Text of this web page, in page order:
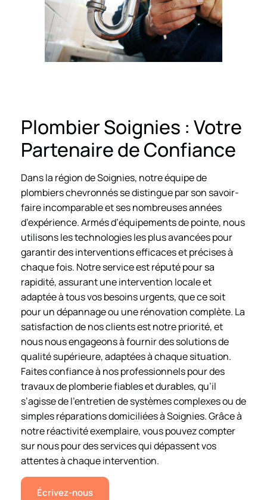
Plombier Soignies : Votre
Partenaire de Confiance
Dans la région de Soignies, notre équipe de
plombiers chevronnés se distingue par son savoir-
faire incomparable et ses nombreuses années
d’expérience. Armés d’équipements de pointe, nous
utilisons les technologies les plus avancées pour
garantir des interventions efficaces et précises à
chaque fois. Notre service est réputé pour sa
rapidité, assurant une intervention locale et
adaptée à tous vos besoins urgents, que ce soit
pour un dépannage ou une rénovation complète. La
satisfaction de nos clients est notre priorité, et
nous nous engageons à fournir des solutions de
qualité supérieure, adaptées à chaque situation.
Faites confiance à nos professionnels pour des
travaux de plomberie fiables et durables, qu’il
s’agisse de l’entretien de systèmes complexes ou de
simples réparations domiciliées à Soignies. Grâce à
notre réactivité exemplaire, vous pouvez compter
sur nous pour des services qui dépassent vos
attentes à chaque intervention.
Écrivez-nous